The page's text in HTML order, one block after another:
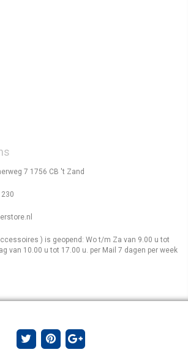
7 1756 CB 't Zand
) is geopend: Wo t/m Za van 9.00 u tot
van 10.00 u tot 17.00 u. per Mail 7 dagen per week